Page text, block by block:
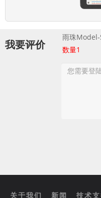
雨珠Model-
数量1
我要评价
关于我们 新闻 技术